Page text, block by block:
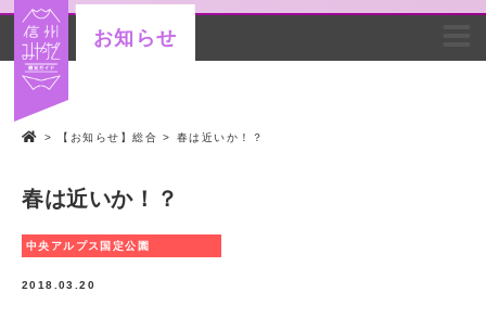
お知らせ
> 【お知らせ】総合 > 春は近いか！？
春は近いか！？
中央アルプス国定公園
2018.03.20